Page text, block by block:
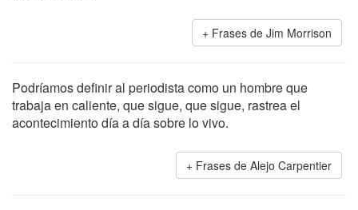
Frases de Jim Morrison
Podríamos definir al periodista como un hombre que
trabaja en caliente, que sigue, que sigue, rastrea el
acontecimiento día a día sobre lo vivo.
Frases de Alejo Carpentier